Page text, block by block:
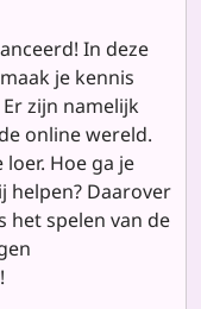
In deze
je kennis
zijn namelijk
online wereld.
Hoe ga je
helpen? Daarover
het spelen van de